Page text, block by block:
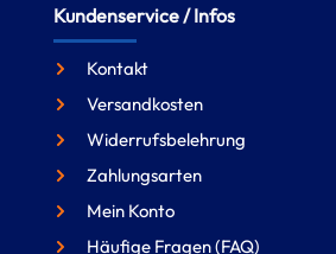
Kundenservice / Infos
Kontakt
Versandkosten
Widerrufsbelehrung
Zahlungsarten
Mein Konto
Häufige Fragen (FAQ)